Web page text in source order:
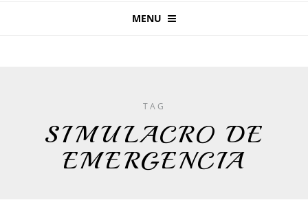
MENU
TAG
SIMULACRO DE
EMERGENCIA